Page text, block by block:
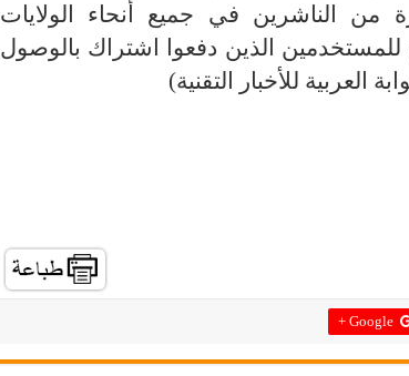
من الناشرين في جميع أنحاء الولايات
للمستخدمين الذين دفعوا اشتراك بالوصول
العربية للأخبار التقنية)
Google +